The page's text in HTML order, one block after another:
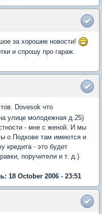
за хорошие новости!
и спрошу про гараж.
Dovesok что
улице молодежная д.25)
- мне с женой. И мы
о Подкове там имеются и
кредита - это будет
поручители и т. д.)
18 October 2006 - 23:51